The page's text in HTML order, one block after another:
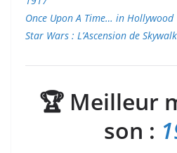
Once Upon A Time… in Hollywood
Star Wars : L’Ascension de
🏆 Meilleur
son :